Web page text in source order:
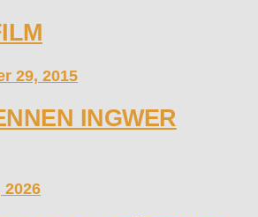
29, 2015
INGWER
2026